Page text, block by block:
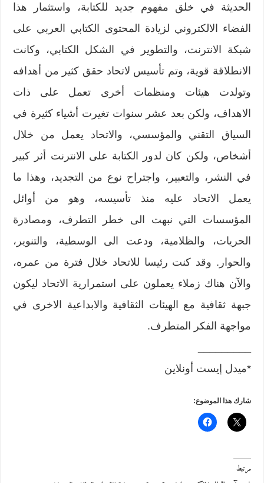
الحديثة في خلق مفهوم جديد للكتابة، واستثمار هذا
الفضاء الالكتروني لزيادة المحتوى الكتابي العربي على
شبكة الانترنت، والتطوير في الشكل الكتابي، وكانت
الانطلاقة قوية، وتم تأسيس لاتحاد حقق كثير من أهدافه
وتولدت هيئات ومنظمات أخرى تعمل على ذات
الاهداف، ولكن بعد عشر سنوات تغيرت أشياء كثيرة في
السياق التقني والمؤسسي، والاتحاد يعمل من خلال
أشخاص، ولكن كان لدور الكتابة على الانترنت أثر كبير
في النشر، والتعبير، واجتراح نوع من التجديد، وهذا ما
يعمل الاتحاد عليه منذ تأسيسه، وهو من أوائل
المؤسسات التي نبهت الى خطر التطرف، ومصادرة
الحريات، والظلامية، ودعت الى الوسطية، والتنوير،
والحوار. وقد كنت رئيسا للاتحاد خلال فترة من عمره،
والآن هناك زملاء يعملون على استمرارية الاتحاد ليكون
جبهة ثقافية مع الهيئات الثقافية والابداعية الاخرى في
مواجهة الفكر المتطرف.
*ميدل إيست أونلاين
شارك هذا الموضوع:
مرتبط